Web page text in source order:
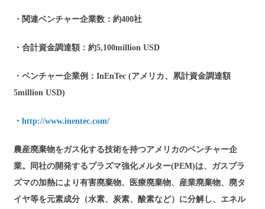
・関連ベンチャー企業数：約400社
・合計資金調達額：約5,100million USD
・ベンチャー企業例：InEnTec (アメリカ、累計資金調達額
5million USD)
・http://www.inentec.com/
農産廃棄物をガス化する技術を持つアメリカのベンチャー企
業。同社の開発するプラズマ強化メルター(PEM)は、ガスプラ
ズマの加熱により有害廃棄物、医療廃棄物、産業廃棄物、廃タ
イヤ等を元素成分（水素、炭素、酸素など）に分解し、エネル